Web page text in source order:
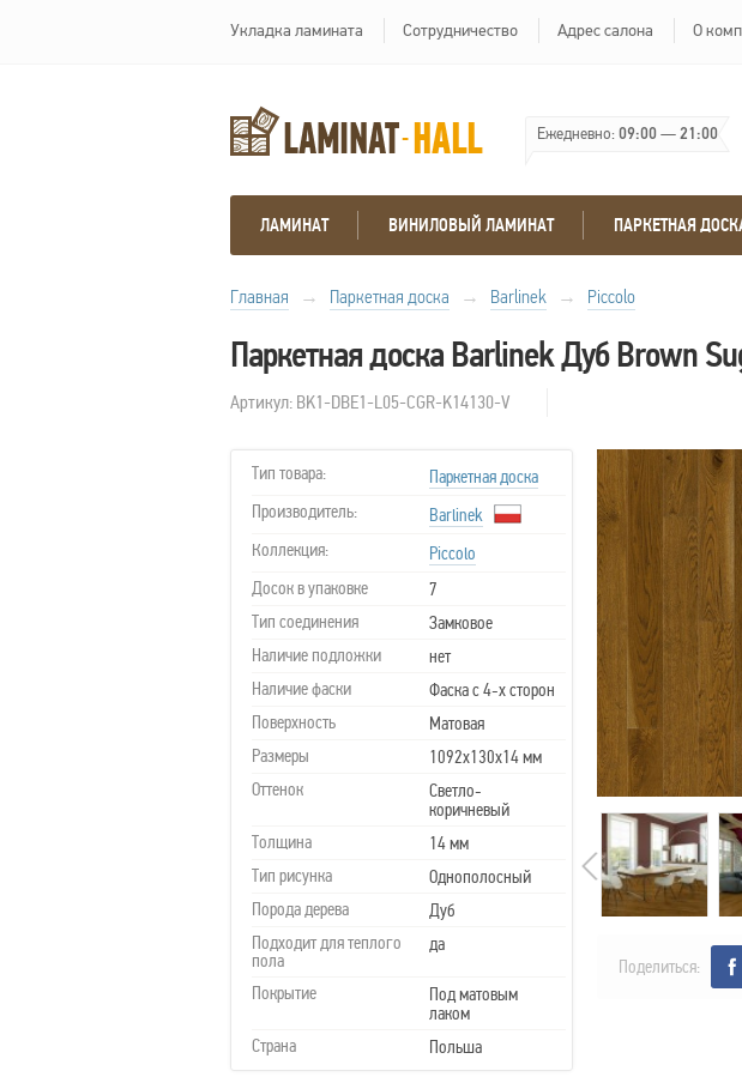
Укладка ламината Сотрудничество Адрес салона О
Ежедневно:09:00—21:00
ЛАМИНАТ ВИНИЛОВЫЙ ЛАМИНАТ ПАРКЕТНАЯ
Главная → Паркетная доска → Barlinek → Piccolo
Паркетная доска Barlinek Дуб Brown
Артикул: BK1-DBE1-L05-CGR-K14130-V
Тип товара:
Паркетная доска
Производитель:
Barlinek
Коллекция:
Piccolo
Досок в упаковке
7
Тип соединения
Замковое
Наличие подложки
нет
Наличие фаски
Фаска с 4-х сторон
Поверхность
Матовая
Размеры
1092х130х14 мм
Оттенок
Светло-
коричневый
Толщина
14 мм
Тип рисунка
Однополосный
Порода дерева
Дуб
Подходит для теплого
пола
да
Покрытие
Под матовым
лаком
Страна
Польша
Поделиться: